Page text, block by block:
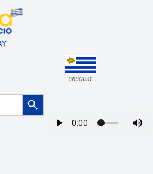
URUGUAY
Botón de búsqueda